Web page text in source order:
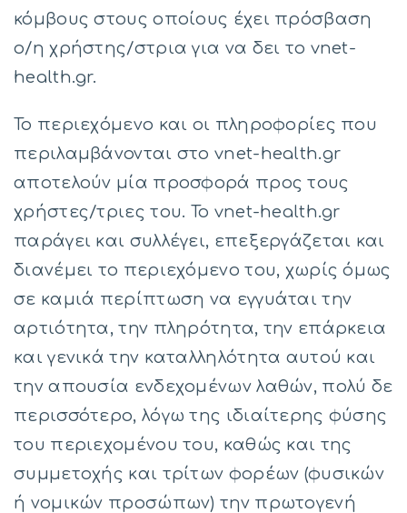
κόμβους στους οποίους έχει πρόσβαση
ο/η χρήστης/στρια για να δει το vnet-
health.gr.
Το περιεχόμενο και οι πληροφορίες που
περιλαμβάνονται στο vnet-health.gr
αποτελούν μία προσφορά προς τους
χρήστες/τριες του. Το vnet-health.gr
παράγει και συλλέγει, επεξεργάζεται και
διανέμει το περιεχόμενο του, χωρίς όμως
σε καμιά περίπτωση να εγγυάται την
αρτιότητα, την πληρότητα, την επάρκεια
και γενικά την καταλληλότητα αυτού και
την απουσία ενδεχομένων λαθών, πολύ δε
περισσότερο, λόγω της ιδιαίτερης φύσης
του περιεχομένου του, καθώς και της
συμμετοχής και τρίτων φορέων (φυσικών
ή νομικών προσώπων) την πρωτογενή